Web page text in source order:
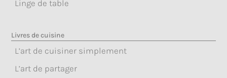
Linge de table
Livres de cuisine
L’art de cuisiner simplement
L’art de partager